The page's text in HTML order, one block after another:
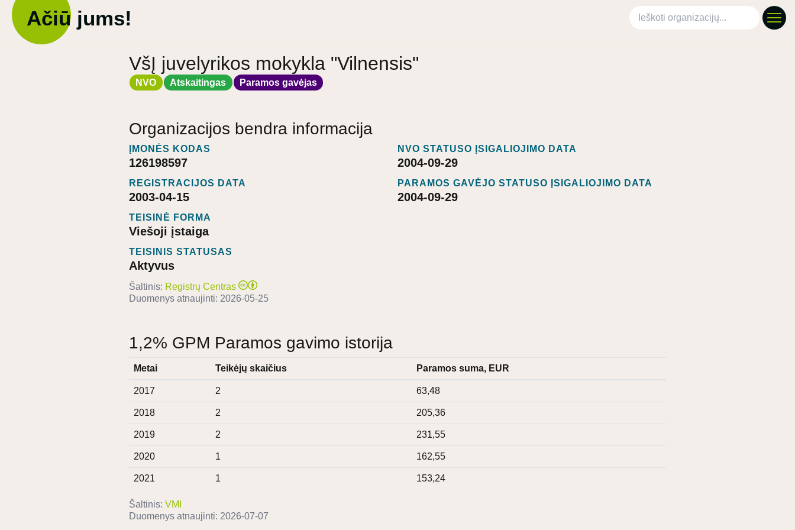
Ačiū jums! Ieškoti organizacijų
VšĮ juvelyrikos mokykla "Vilnensis"
NVO Atskaitingas Paramos gavėjas
Organizacijos bendra informacija
ĮMONĖS KODAS
126198597
REGISTRACIJOS DATA
2003-04-15
TEISINĖ FORMA
Viešoji įstaiga
TEISINIS STATUSAS
Aktyvus
NVO STATUSO ĮSIGALIOJIMO DATA
2004-09-29
PARAMOS GAVĖJO STATUSO ĮSIGALIOJIMO DATA
2004-09-29
Šaltinis: Registrų Centras
Duomenys atnaujinti: 2026-05-25
1,2% GPM Paramos gavimo istorija
Metai Teikėjų skaičius Paramos suma, EUR
2017 2 63,48
2018 2 205,36
2019 2 231,55
2020 1 162,55
2021 1 153,24
Šaltinis: VMI
Duomenys atnaujinti: 2026-07-07